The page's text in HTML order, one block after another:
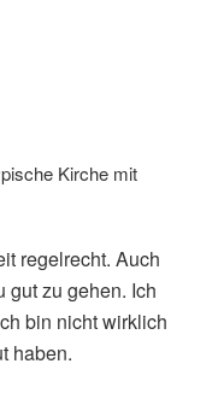
Kirche mit
regelrecht. Auch
gut zu gehen. Ich
bin nicht wirklich
haben.